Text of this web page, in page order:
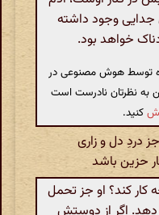
وجود داشته
خواهد بود.
توسط هوش مصنوعی در
به نظرتان نادرست است
کنید.
دردِ دل و زاری
حزین باشد
کند؟ او جز تحمل